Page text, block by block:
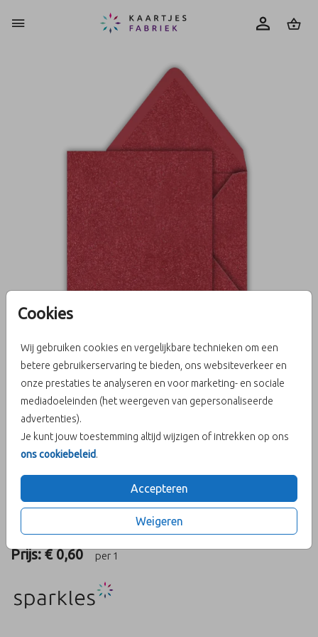
Cookies
Wij gebruiken cookies en vergelijkbare technieken om een
betere gebruikerservaring te bieden, ons websiteverkeer en
onze prestaties te analyseren en voor marketing- en sociale
mediadoeleinden (het weergeven van gepersonaliseerde
advertenties).
Je kunt jouw toestemming altijd wijzigen of intrekken op ons
ons cookiebeleid.
Accepteren
Weigeren
Metallic Rood 14 X 14
Aantal x 1 Prijs:€ 0,60
OMSCHRIJVING
Prijs:€ 0,60 per 1